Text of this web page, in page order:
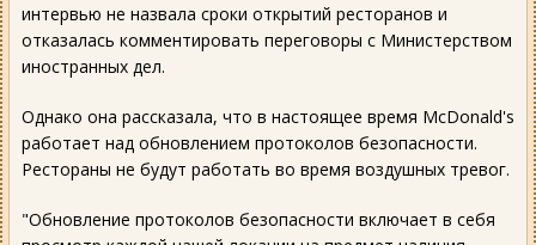
интервью не назвала сроки открытий ресторанов и
отказалась комментировать переговоры с Министерством
иностранных дел.
Однако она рассказала, что в настоящее время McDonald's
работает над обновлением протоколов безопасности.
Рестораны не будут работать во время воздушных тревог.
"Обновление протоколов безопасности включает в себя